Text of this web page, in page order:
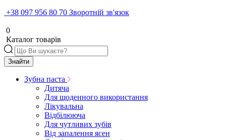
+38 097 956 80 70 Зворотній зв'язок
0
Каталог товарів
Знайти
Зубна паста
Дитяча
Для щоденного використання
Лікувальна
Відбілююча
Для чутливих зубів
Від запалення ясен